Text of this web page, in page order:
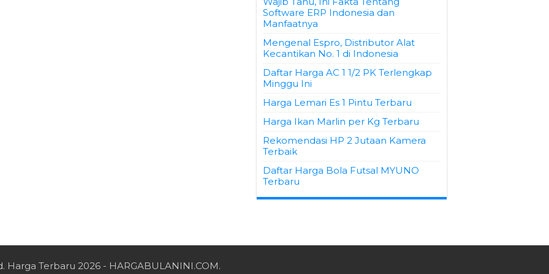
Software ERP Indonesia dan
Manfaatnya
Mengenal Espro, Distributor Alat
Kecantikan No. 1 di Indonesia
Daftar Harga AC 1 1/2 PK Terlengkap
Minggu Ini
Harga Lemari Es 1 Pintu Terbaru
Harga Ikan Marlin per Kg Terbaru
Rekomendasi HP 2 Jutaan Kamera
Terbaik
Daftar Harga Bola Futsal MYUNO
Terbaru
Harga Terbaru 2026 - HARGABULANINI.COM.